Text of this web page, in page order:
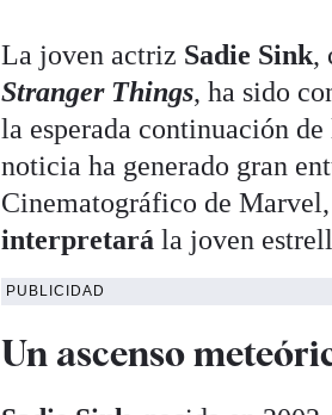
La joven actriz Sadie Sink,
Stranger Things, ha sido
la esperada continuación
noticia ha generado gran
Cinematográfico de Marvel,
interpretará la joven
PUBLICIDAD
Un ascenso